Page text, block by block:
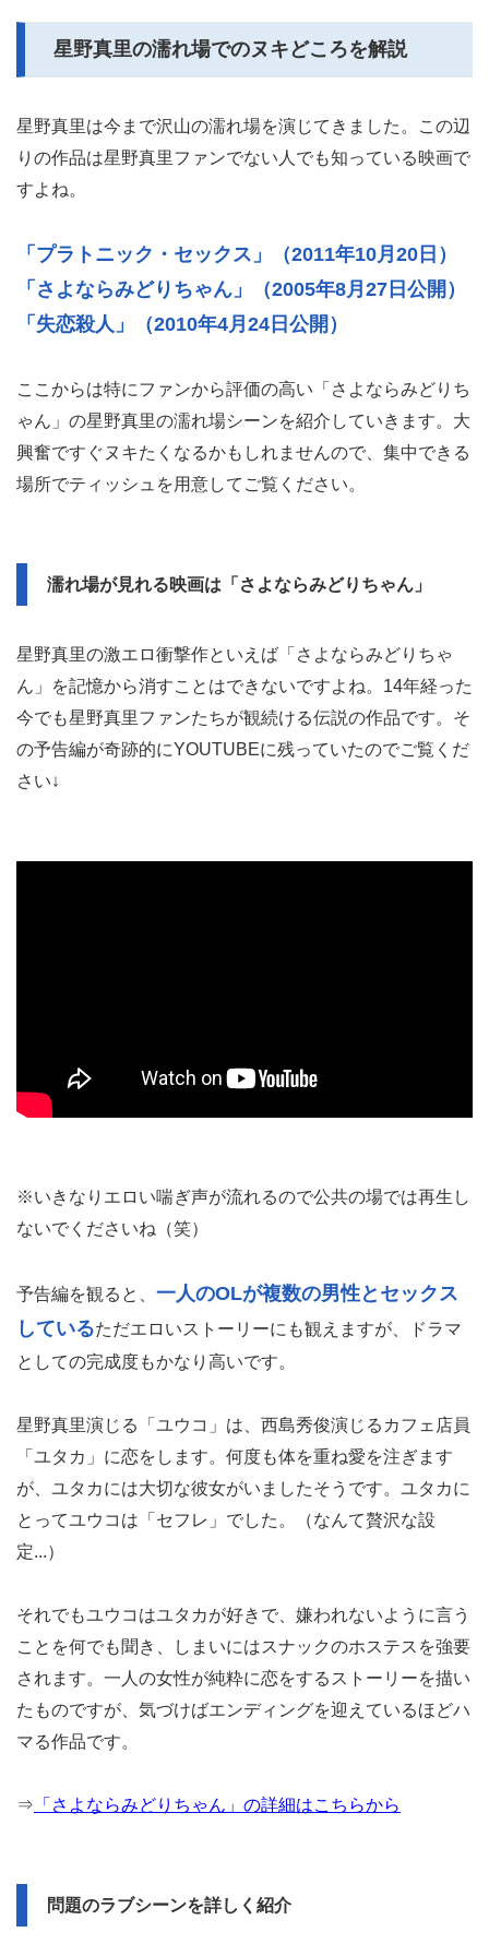
星野真里の濡れ場でのヌキどころを解説
星野真里は今まで沢山の濡れ場を演じてきました。この辺
りの作品は星野真里ファンでない人でも知っている映画で
すよね。
「プラトニック・セックス」（2011年10月20日）
「さよならみどりちゃん」（2005年8月27日公開）
「失恋殺人」（2010年4月24日公開）
ここからは特にファンから評価の高い「さよならみどりち
ゃん」の星野真里の濡れ場シーンを紹介していきます。大
興奮ですぐヌキたくなるかもしれませんので、集中できる
場所でティッシュを用意してご覧ください。
濡れ場が見れる映画は「さよならみどりちゃん」
星野真里の激エロ衝撃作といえば「さよならみどりちゃ
ん」を記憶から消すことはできないですよね。14年経った
今でも星野真里ファンたちが観続ける伝説の作品です。そ
の予告編が奇跡的にYOUTUBEに残っていたのでご覧くだ
さい↓
※いきなりエロい喘ぎ声が流れるので公共の場では再生し
ないでくださいね（笑）
予告編を観ると、 一人のOLが複数の男性とセックス
しているただエロいストーリーにも観えますが、ドラマ
としての完成度もかなり高いです。
星野真里演じる「ユウコ」は、西島秀俊演じるカフェ店員
「ユタカ」に恋をします。何度も体を重ね愛を注ぎます
が、ユタカには大切な彼女がいましたそうです。ユタカに
とってユウコは「セフレ」でした。（なんて贅沢な設
定...）
それでもユウコはユタカが好きで、嫌われないように言う
ことを何でも聞き、しまいにはスナックのホステスを強要
されます。一人の女性が純粋に恋をするストーリーを描い
たものですが、気づけばエンディングを迎えているほどハ
マる作品です。
⇒ 「さよならみどりちゃん」の詳細はこちらから
問題のラブシーンを詳しく紹介